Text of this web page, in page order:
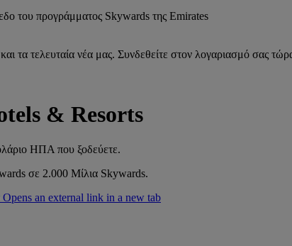
τα τελευταία νέα μας. Συνδεθείτε στον λογαριασμό σας
& Resorts
ΗΠΑ που ξοδεύετε.
σε 2.000 Μίλια Skywards.
an external link in a new tab